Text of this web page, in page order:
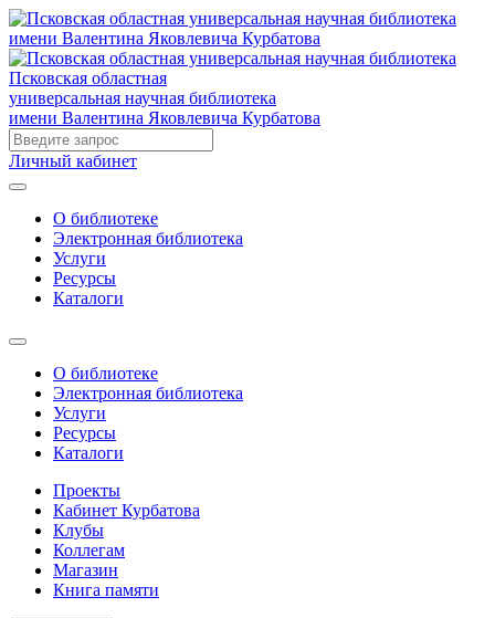
Псковская областная
универсальная научная библиотека
имени Валентина Яковлевича Курбатова
Личный кабинет
О библиотеке
Электронная библиотека
Услуги
Ресурсы
Каталоги
О библиотеке
Электронная библиотека
Услуги
Ресурсы
Каталоги
Проекты
Кабинет Курбатова
Клубы
Коллегам
Магазин
Книга памяти